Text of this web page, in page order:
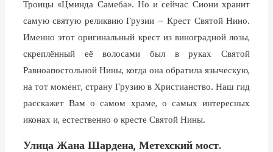
Троицы «Цминда Самеба». Но и сейчас Сиони хранит
самую святую реликвию Грузии – Крест Святой Нино.
Именно этот оригинальный крест из виноградной лозы,
скреплённый её волосами был в руках Святой
Равноапостольной Нины, когда она обратила языческую,
на тот момент, страну Грузию в Христианство. Наш гид
расскажет Вам о самом храме, о самых интересных
иконах и, естественно о кресте Святой Нины.
Улица Жана Шардена, Метехский мост.